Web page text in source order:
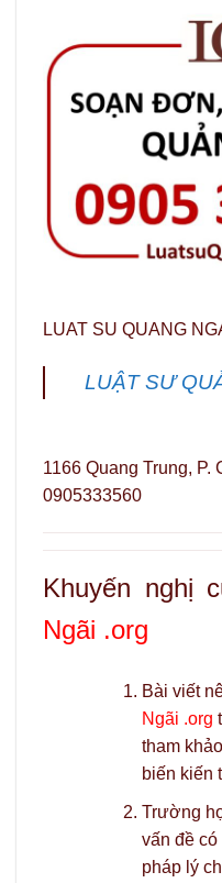
LUAT SU QUANG
LUẬT SƯ
1166 Quang Trung, P.
0905333560
Khuyến nghị
Ngãi .org
Bài viết
Ngãi .org
tham
biến kiến
Trường
vấn đề
pháp lý